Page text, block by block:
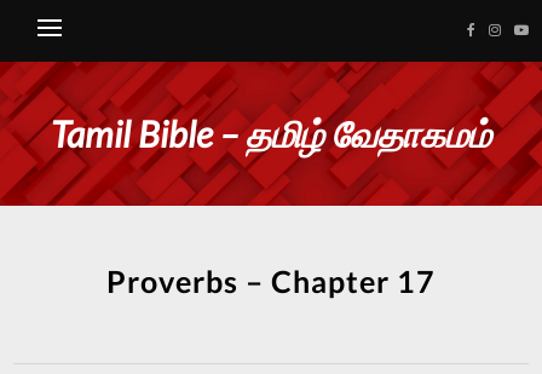
Tamil Bible – தமிழ் வேதாகமம்
Proverbs – Chapter 17